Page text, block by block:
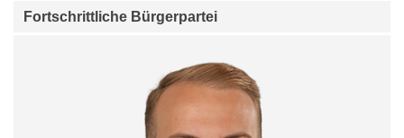
Fortschrittliche Bürgerpartei